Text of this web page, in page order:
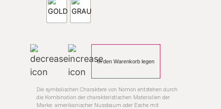
In den Warenkorb legen
Die symbolischen Charaktere von Nomon entstehen durch
die Kombination der charakteristischen Materialien der
Marke: amerikanischer Nussbaum oder Esche mit